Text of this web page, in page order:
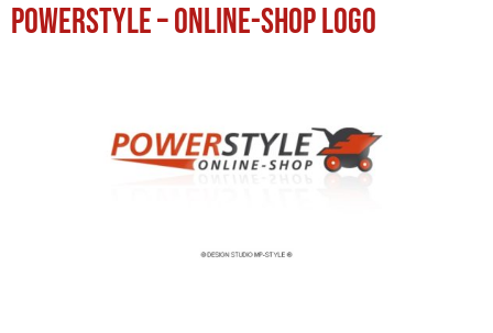
Powerstyle – Online-Shop Logo